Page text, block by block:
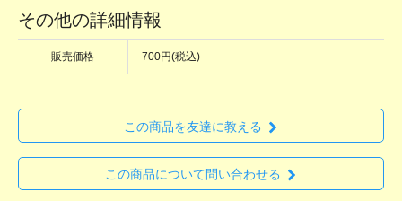
その他の詳細情報
販売価格 700円(税込)
この商品を友達に教える
この商品について問い合わせる